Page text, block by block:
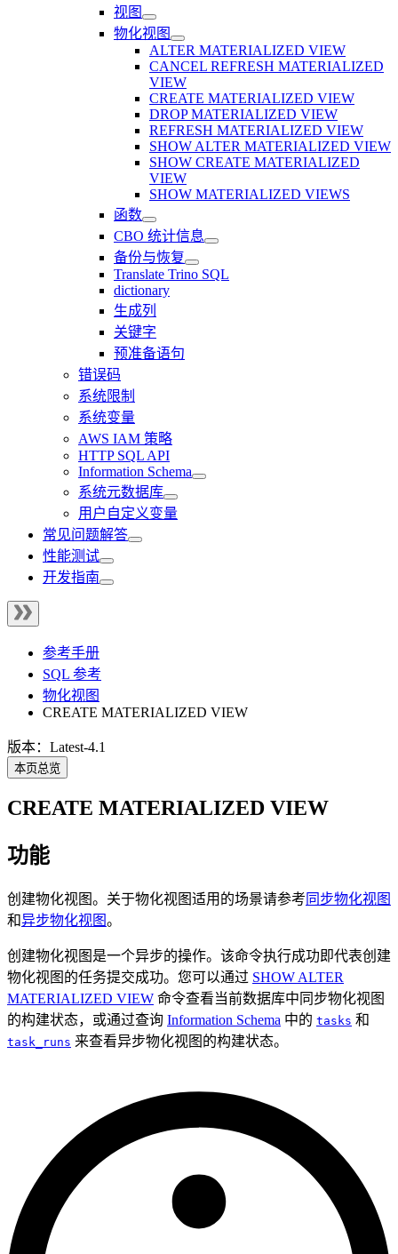
视图
物化视图
ALTER MATERIALIZED VIEW
CANCEL REFRESH MATERIALIZED
VIEW
CREATE MATERIALIZED VIEW
DROP MATERIALIZED VIEW
REFRESH MATERIALIZED VIEW
SHOW ALTER MATERIALIZED VIEW
SHOW CREATE MATERIALIZED
VIEW
SHOW MATERIALIZED VIEWS
函数
CBO 统计信息
备份与恢复
Translate Trino SQL
dictionary
生成列
关键字
预准备语句
错误码
系统限制
系统变量
AWS IAM 策略
HTTP SQL API
Information Schema
系统元数据库
用户自定义变量
常见问题解答
性能测试
开发指南
参考手册
SQL 参考
物化视图
CREATE MATERIALIZED VIEW
版本：Latest-4.1
本页总览
CREATE MATERIALIZED VIEW
功能
创建物化视图。关于物化视图适用的场景请参考 同步物化视图
和异步物化视图。
创建物化视图是一个异步的操作。该命令执行成功即代表创建
物化视图的任务提交成功。您可以通过 SHOW ALTER
MATERIALIZED VIEW 命令查看当前数据库中同步物化视图
的构建状态，或通过查询 Information Schema 中的 tasks 和
task_runs 来查看异步物化视图的构建状态。